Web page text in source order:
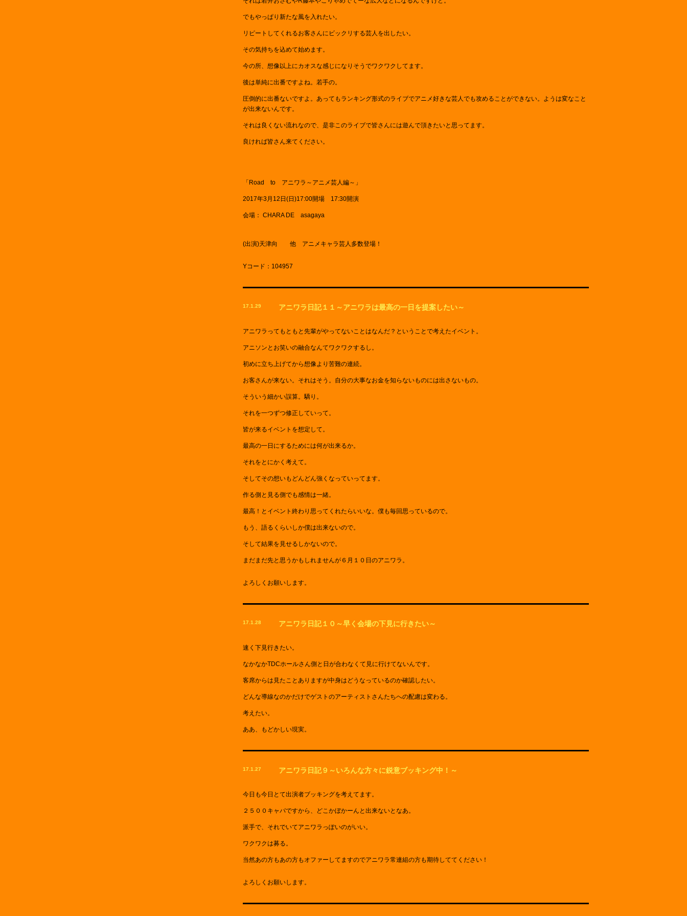
でもやっぱり新たな風を入れたい。
リピートしてくれるお客さんにビックリする芸人を出したい。
その気持ちを込めて始めます。
今の所、想像以上にカオスな感じになりそうでワクワクしてます。
後は単純に出番ですよね。若手の。
圧倒的に出番ないですよ。あってもランキング形式のライブでアニメ好きな芸人でも攻めることができない。ようは変なこと
が出来ないんです。
それは良くない流れなので、是非このライブで皆さんには遊んで頂きたいと思ってます。
良ければ皆さん来てください。
「Road to アニワラ～アニメ芸人編～」
2017年3月12日(日)17:00開場 17:30開演
会場： CHARA DE asagaya
(出演)天津向 他 アニメキャラ芸人多数登場！
Yコード：104957
17.1.29 アニワラ日記１１～アニワラは最高の一日を提案したい～
アニワラってもともと先輩がやってないことはなんだ？ということで考えたイベント。
アニソンとお笑いの融合なんてワクワクするし。
初めに立ち上げてから想像より苦難の連続。
お客さんが来ない。それはそう。自分の大事なお金を知らないものには出さないもの。
そういう細かい誤算。驕り。
それを一つずつ修正していって。
皆が来るイベントを想定して。
最高の一日にするためには何が出来るか。
それをとにかく考えて。
そしてその想いもどんどん強くなっていってます。
作る側と見る側でも感情は一緒。
最高！とイベント終わり思ってくれたらいいな。僕も毎回思っているので。
もう、語るくらいしか僕は出来ないので。
そして結果を見せるしかないので。
まだまだ先と思うかもしれませんが６月１０日のアニワラ。
よろしくお願いします。
17.1.28 アニワラ日記１０～早く会場の下見に行きたい～
速く下見行きたい。
なかなかTDCホールさん側と日が合わなくて見に行けてないんです。
客席からは見たことありますが中身はどうなっているのか確認したい。
どんな導線なのかだけでゲストのアーティストさんたちへの配慮は変わる。
考えたい。
ああ、もどかしい現実。
17.1.27 アニワラ日記９～いろんな方々に鋭意ブッキング中！～
今日も今日とて出演者ブッキングを考えてます。
２５００キャパですから、どこかぼかーんと出来ないとなあ。
派手で、それでいてアニワラっぽいのがいい。
ワクワクは募る。
当然あの方もあの方もオファーしてますのでアニワラ常連組の方も期待しててください！
よろしくお願いします。